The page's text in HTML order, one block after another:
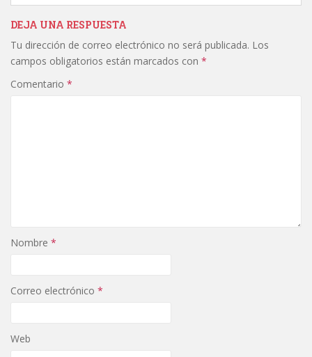
DEJA UNA RESPUESTA
Tu dirección de correo electrónico no será publicada. Los
campos obligatorios están marcados con *
Comentario *
Nombre *
Correo electrónico *
Web